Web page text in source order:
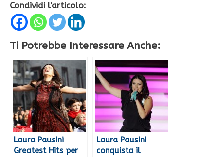
Condividi l'articolo:
Ti Potrebbe Interessare Anche:
Laura Pausini
Greatest Hits per
Laura Pausini
conquista il